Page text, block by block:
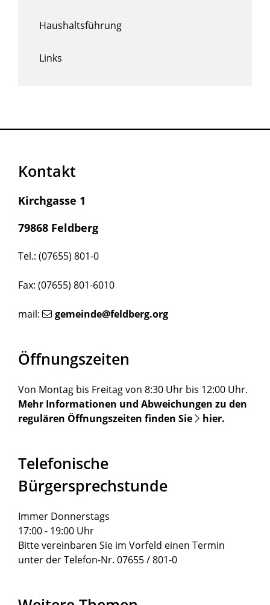
Haushaltsführung
Links
Kontakt
Kirchgasse 1
79868 Feldberg
Tel.: (07655) 801-0
Fax: (07655) 801-6010
mail: gemeinde@feldberg.org
Öffnungszeiten
Von Montag bis Freitag von 8:30 Uhr bis 12:00 Uhr.
Mehr Informationen und Abweichungen zu den
regulären Öffnungszeiten finden Sie
hier.
Telefonische
Bürgersprechstunde
Immer Donnerstags
17:00 - 19:00 Uhr
Bitte vereinbaren Sie im Vorfeld einen Termin
unter der Telefon-Nr. 07655 / 801-0